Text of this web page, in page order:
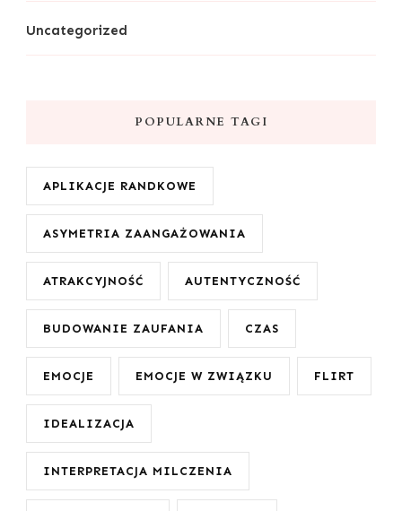
Uncategorized
POPULARNE TAGI
APLIKACJE RANDKOWE
ASYMETRIA ZAANGAŻOWANIA
ATRAKCYJNOŚĆ AUTENTYCZNOŚĆ
BUDOWANIE ZAUFANIA CZAS
EMOCJE EMOCJE W ZWIĄZKU FLIRT
IDEALIZACJA
INTERPRETACJA MILCZENIA